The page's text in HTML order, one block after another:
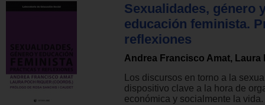
Sexualidades, género
educación feminista.
reflexiones
Andrea Francisco Amat, Laura
Los discursos en torno a la
dispositivo clave a la hora de
económica y socialmente la vida.